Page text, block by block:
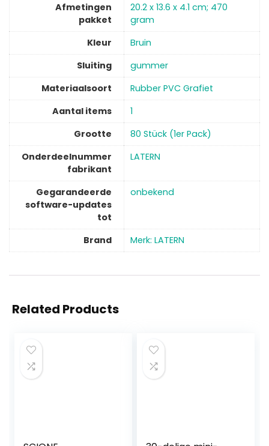
Afmetingen
pakket
‎20.2 x 13.6 x 4.1 cm; 470
gram
Kleur
‎Bruin
Sluiting
‎gummer
Materiaalsoort
‎Rubber PVC Grafiet
Aantal items
‎1
Grootte
‎80 Stück (1er Pack)
Onderdeelnummer
fabrikant
‎LATERN
Gegarandeerde
software-updates
tot
‎onbekend
Brand Merk: LATERN
Related Products